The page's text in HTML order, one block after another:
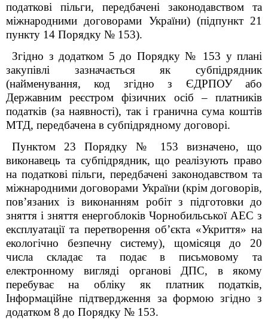
податкові пільги, передбачені законодавством та
міжнародними договорами України) (підпункт 21
пункту 14 Порядку № 153).
Згідно з додатком 5 до Порядку № 153 у плані
закупівлі зазначається як субпідрядник
(найменування, код згідно з ЄДРПОУ або
Державним реєстром фізичних осіб – платників
податків (за наявності), так і гранична сума коштів
МТД, передбачена в субпідрядному договорі.
Пунктом 23 Порядку № 153 визначено, що
виконавець та субпідрядник, що реалізують право
на податкові пільги, передбачені законодавством та
міжнародними договорами України (крім договорів,
пов’язаних із виконанням робіт з підготовки до
зняття і зняття енергоблоків Чорнобильської АЕС з
експлуатації та перетворення об’єкта «Укриття» на
екологічно безпечну систему), щомісяця до 20
числа складає та подає в письмовому та
електронному вигляді органові ДПС, в якому
перебуває на обліку як платник податків,
Інформаційне підтвердження за формою згідно з
додатком 8 до Порядку № 153.